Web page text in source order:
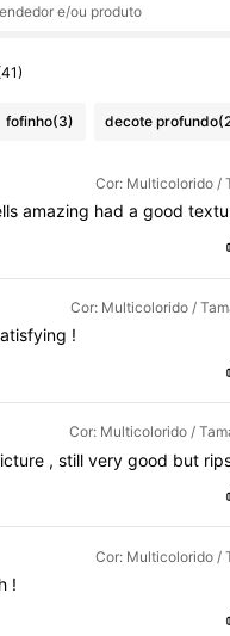
e/ou produto
fofinho(3) decote profundo
Cor: Multicolorido /
amazing had a good
Cor: Multicolorido /
!
Cor: Multicolorido /
,stillverygood but
Cor: Multicolorido /
!